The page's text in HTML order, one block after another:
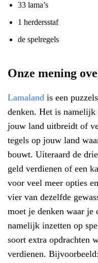
33 lama’s
1 herdersstaf
de spelregels
Onze mening
Lamaland is een
denken. Het is namelijk
jouw land uitbreidt of
tegels op jouw land
bouwt. Uiteraard de
geld verdienen of een
voor veel meer opties
vier van dezelfde
moet je denken waar je
namelijk inzetten op
soort extra opdrachten
verdienen.